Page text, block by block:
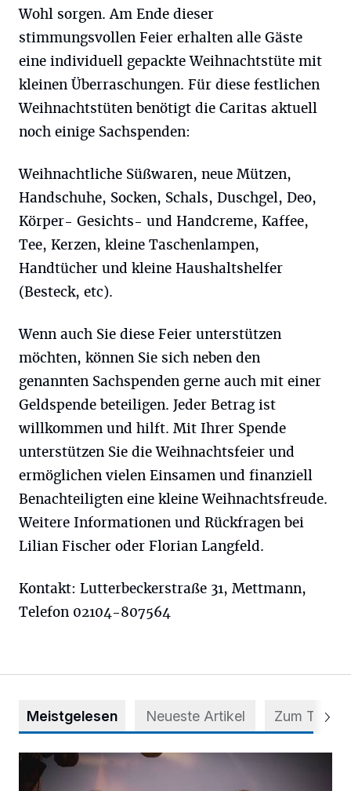
Wohl sorgen. Am Ende dieser
stimmungsvollen Feier erhalten alle Gäste
eine individuell gepackte Weihnachtstüte mit
kleinen Überraschungen. Für diese festlichen
Weihnachtstüten benötigt die Caritas aktuell
noch einige Sachspenden:
Weihnachtliche Süßwaren, neue Mützen,
Handschuhe, Socken, Schals, Duschgel, Deo,
Körper- Gesichts- und Handcreme, Kaffee,
Tee, Kerzen, kleine Taschenlampen,
Handtücher und kleine Haushaltshelfer
(Besteck, etc).
Wenn auch Sie diese Feier unterstützen
möchten, können Sie sich neben den
genannten Sachspenden gerne auch mit einer
Geldspende beteiligen. Jeder Betrag ist
willkommen und hilft. Mit Ihrer Spende
unterstützen Sie die Weihnachtsfeier und
ermöglichen vielen Einsamen und finanziell
Benachteiligten eine kleine Weihnachtsfreude.
Weitere Informationen und Rückfragen bei
Lilian Fischer oder Florian Langfeld.
Kontakt: Lutterbeckerstraße 31, Mettmann,
Telefon 02104-807564
Meistgelesen Neueste Artikel Zum Thema
Mehr als nur ein Festival